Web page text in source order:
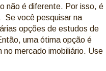
não é diferente. Por isso, é
Se você pesquisar na
opções de estudos de
uma ótima opção é
mercado imobiliário. Use